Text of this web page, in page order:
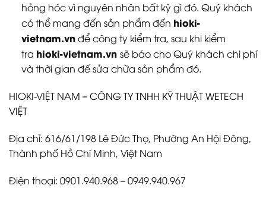
hỏng hóc vì nguyên nhân bất kỳ gì đó. Quý khách
có thể mang đến sản phẩm đến hioki-
vietnam.vnđể công ty kiểm tra, sau khi kiểm
tra hioki-vietnam.vn sẽ báo cho Quý khách chi phí
và thời gian đế sửa chữa sản phẩm đó.
HIOKI-VIỆT NAM –CÔNG TY TNHH KỸ THUẬT WETECH
VIỆT
Địa chỉ: 616/61/198 Lê Đức Thọ, Phường An Hội Đông,
Thành phố Hồ Chí Minh, Việt Nam
Điện thoại: 0901.940.968 – 0949.940.967